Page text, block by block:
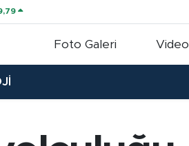
Foto Galeri Video